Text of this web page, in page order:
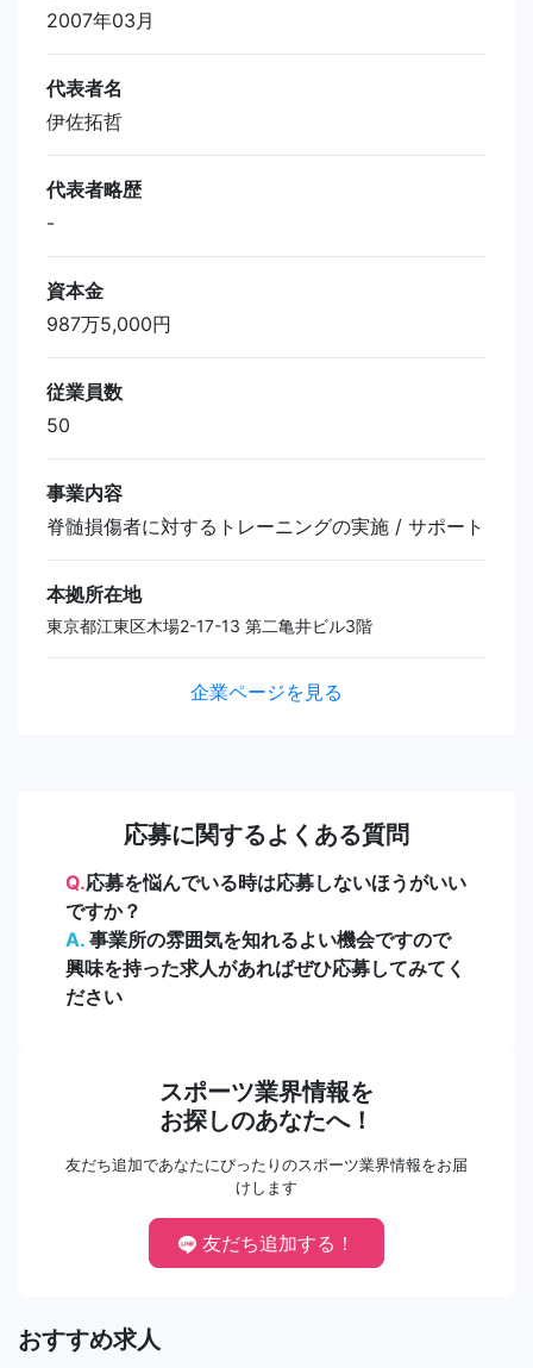
2007年03月
代表者名
伊佐拓哲
代表者略歴
-
資本金
987万5,000円
従業員数
50
事業内容
脊髄損傷者に対するトレーニングの実施 / サポート
本拠所在地
東京都江東区木場2-17-13 第二亀井ビル3階
企業ページを見る
応募に関するよくある質問
Q.応募を悩んでいる時は応募しないほうがいい
ですか？
A. 事業所の雰囲気を知れるよい機会ですので
興味を持った求人があればぜひ応募してみてく
ださい
スポーツ業界情報を
お探しのあなたへ！
友だち追加であなたにぴったりのスポーツ業界情報をお届
けします
友だち追加する！
おすすめ求人